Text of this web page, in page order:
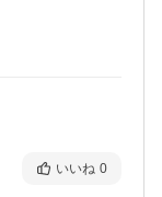
いいね 0